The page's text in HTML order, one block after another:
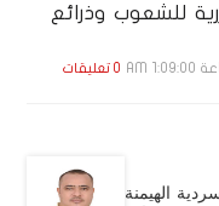
للشعوب وذرائع
0 تعليقات
الهيمنة